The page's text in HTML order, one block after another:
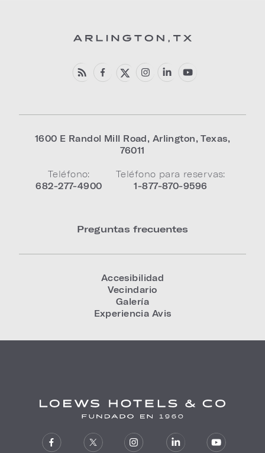
1600 E Randol Mill Road, Arlington,Texas,
76011
Teléfono:
682-277-4900
Teléfono para reservas:
1-877-870-9596
Preguntas frecuentes
Accesibilidad
Vecindario
Galería
Experiencia Avis